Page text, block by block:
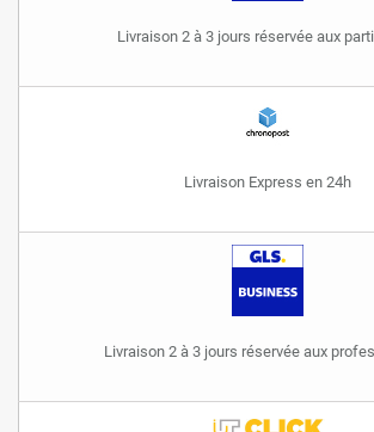
Livraison 2 à 3 jours réservée aux
Livraison Express en 24h
Livraison 2 à 3 jours réservée aux